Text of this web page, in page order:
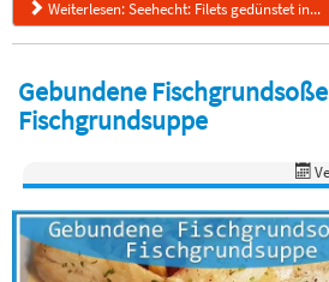
Weiterlesen: Seehecht: Filets gedünstet in...
Gebundene
Fischgrundsuppe